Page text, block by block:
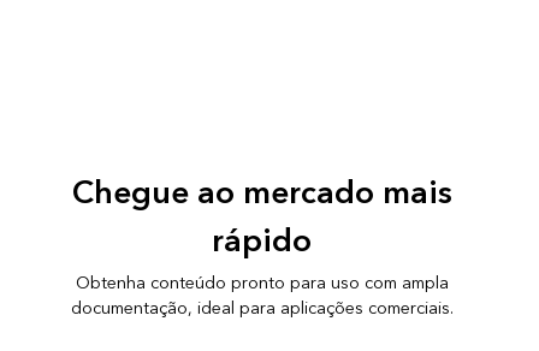
Chegue ao mercado mais
rápido
Obtenha conteúdo pronto para uso com ampla
documentação, ideal para aplicações comerciais.